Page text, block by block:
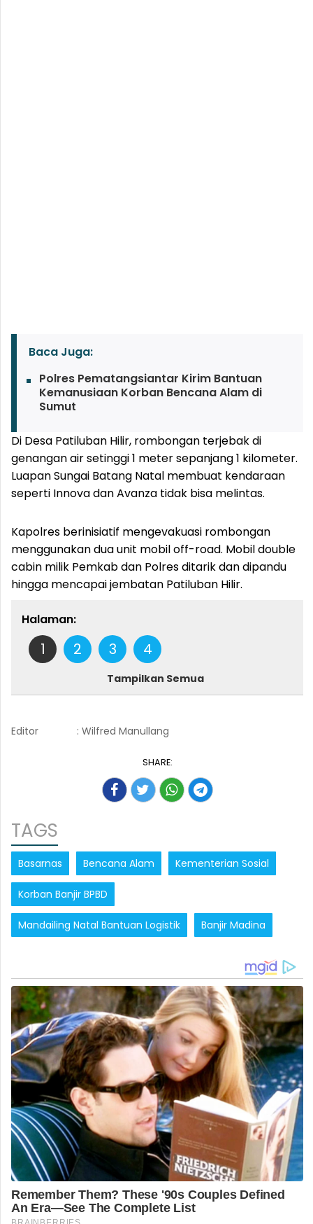
Baca Juga:
Polres Pematangsiantar Kirim Bantuan
Kemanusiaan Korban Bencana Alam di
Sumut
Di Desa Patiluban Hilir, rombongan terjebak di
genangan air setinggi 1 meter sepanjang 1 kilometer.
Luapan Sungai Batang Natal membuat kendaraan
seperti Innova dan Avanza tidak bisa melintas.
Kapolres berinisiatif mengevakuasi rombongan
menggunakan dua unit mobil off-road. Mobil double
cabin milik Pemkab dan Polres ditarik dan dipandu
hingga mencapai jembatan Patiluban Hilir.
Halaman:
1 2 3 4
Tampilkan Semua
Editor : Wilfred Manullang
SHARE:
TAGS
Basarnas Bencana Alam Kementerian Sosial
Korban Banjir BPBD
Mandailing Natal Bantuan Logistik Banjir Madina